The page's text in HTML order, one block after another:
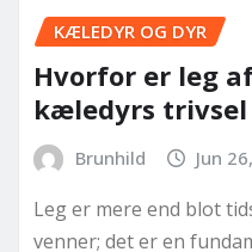
KÆLEDYR OG DYR
Hvorfor er leg
kæledyrs trivsel
Brunhild Jun
Leg er mere end blot
venner; det er en